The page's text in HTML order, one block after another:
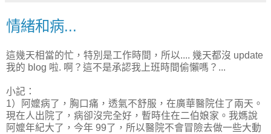
情緒和病...
這幾天相當的忙，特別是工作時間，所以.... 幾天都沒 update
我的 blog 啦. 啊？這不是承認我上班時間偷懶嗎？...
小記：
1）阿嬤病了，胸口痛，透氣不舒服，在廣華醫院住了兩天。
現在人出院了，病卻沒完全好，暫時住在二伯娘家。我媽說
阿嬤年紀大了，今年 99了，所以醫院不會冒險去做一些大動